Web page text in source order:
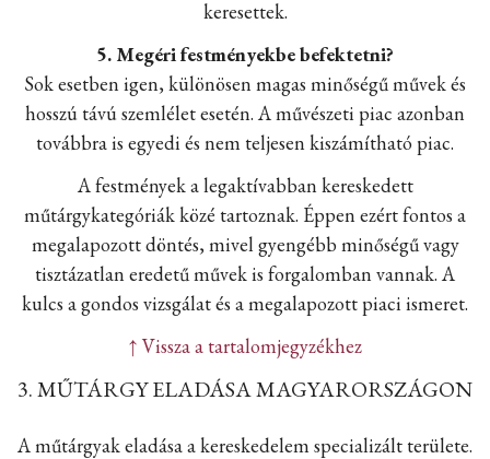
keresettek.
5. Megéri festményekbe befektetni?
Sok esetben igen, különösen magas minőségű művek és
hosszú távú szemlélet esetén. A művészeti piac azonban
továbbra is egyedi és nem teljesen kiszámítható piac.
A festmények a legaktívabban kereskedett
műtárgykategóriák közé tartoznak. Éppen ezért fontos a
megalapozott döntés, mivel gyengébb minőségű vagy
tisztázatlan eredetű művek is forgalomban vannak. A
kulcs a gondos vizsgálat és a megalapozott piaci ismeret.
↑ Vissza a tartalomjegyzékhez
3. MŰTÁRGY ELADÁSA MAGYARORSZÁGON
A műtárgyak eladása a kereskedelem specializált területe.